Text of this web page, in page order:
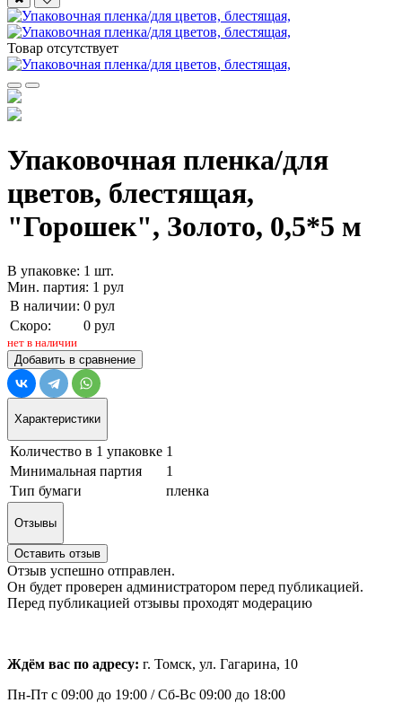
Товар отсутствует
Упаковочная пленка/для
цветов, блестящая,
"Горошек", Золото, 0,5*5 м
В упаковке: 1 шт.
Мин. партия: 1 рул
В наличии: 0 рул
Скоро:
0 рул
нет в наличии
Добавить в сравнение
Характеристики
Количество в 1 упаковке 1
Минимальная партия
1
Тип бумаги
пленка
Отзывы
Оставить отзыв
Отзыв успешно отправлен.
Он будет проверен администратором перед публикацией.
Перед публикацией отзывы проходят модерацию
Ждём вас по адресу: г. Томск, ул. Гагарина, 10
Пн-Пт с 09:00 до 19:00 /Сб-Вс 09:00 до 18:00